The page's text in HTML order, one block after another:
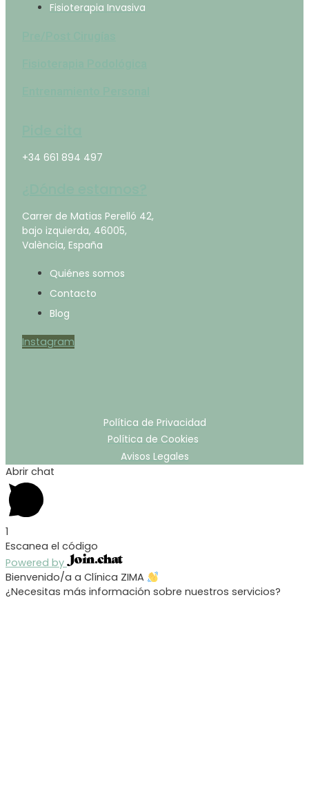
Fisioterapia Invasiva
+34 661 894 497
Carrer de Matias Perelló 42,
bajo izquierda, 46005,
València, España
Quiénes somos
Contacto
Blog
Instagram
Política de Privacidad
Política de Cookies
Avisos Legales
Abrir chat
1
Escanea el código
Powered by
Bienvenido/a a Clínica ZIMA
¿Necesitas más información sobre nuestros servicios?